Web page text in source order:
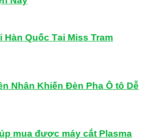
Hàn Quốc Tại Miss Tram
Nhân Khiến Đèn Pha Ô tô Dễ
mua được máy cắt Plasma